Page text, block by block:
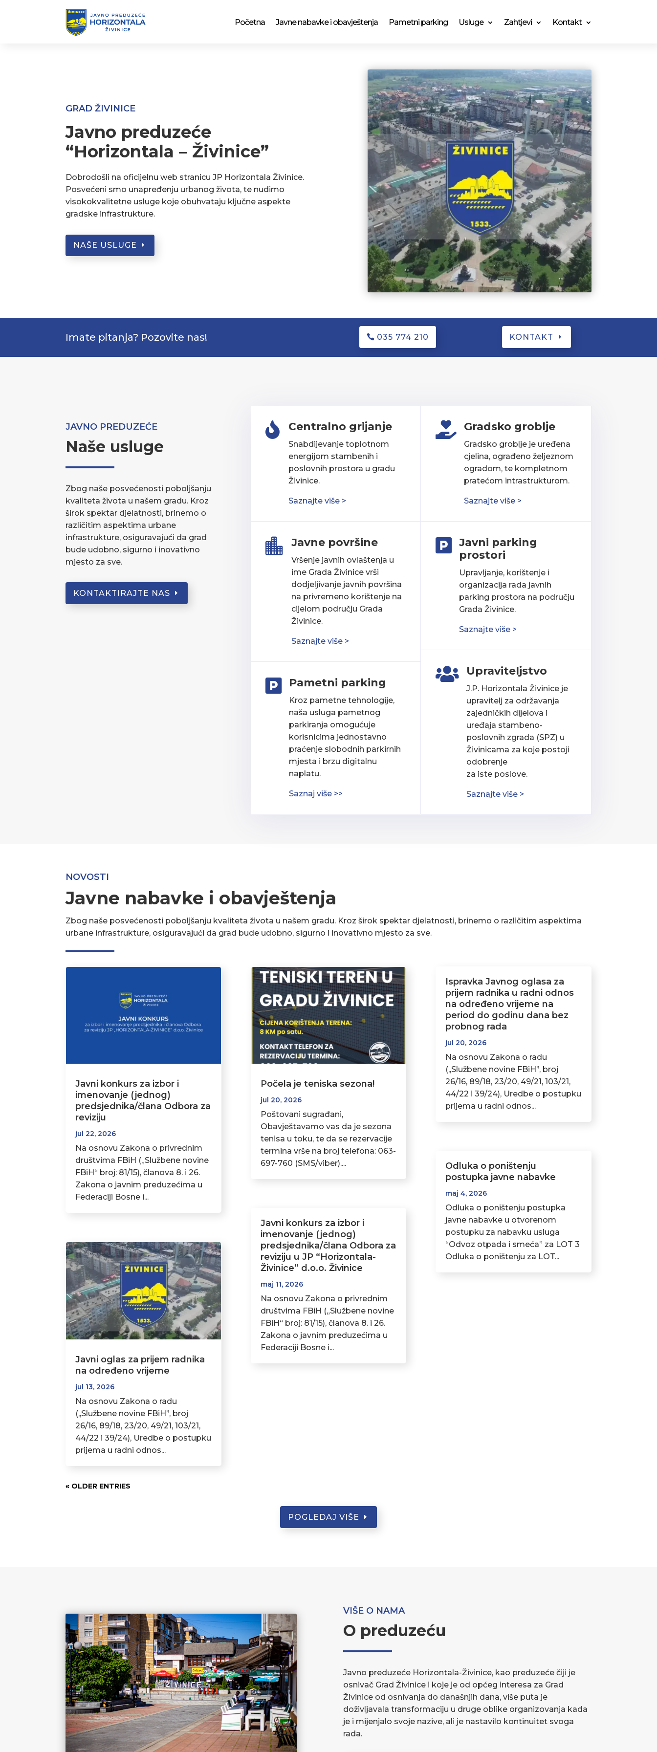
Početna Javne nabavke i obavještenja Pametni parking Usluge Zahtjevi Kontakt
GRAD ŽIVINICE
Javno preduzeće
“Horizontala – Živinice”
Dobrodošli na oficijelnu web stranicu JP Horizontala Živinice.
Posvećeni smo unapređenju urbanog života, te nudimo
visokokvalitetne usluge koje obuhvataju ključne aspekte
gradske infrastrukture.
NAŠE USLUGE
Imate pitanja? Pozovite nas! 035 774 210 KONTAKT
JAVNO PREDUZEĆE
Naše usluge
Zbog naše posvećenosti poboljšanju
kvaliteta života u našem gradu. Kroz
širok spektar djelatnosti, brinemo o
različitim aspektima urbane
infrastrukture, osiguravajući da grad
bude udobno, sigurno i inovativno
mjesto za sve.
KONTAKTIRAJTE NAS
 Centralno grijanje
Snabdijevanje toplotnom
energijom stambenih i
poslovnih prostora u gradu
Živinice.
Saznajte više >
 Javne površine
Vršenje javnih ovlaštenja u
ime Grada Živinice vrši
dodjeljivanje javnih površina
na privremeno korištenje na
cijelom području Grada
Živinice.
Saznajte više >
 Pametni parking
Kroz pametne tehnologije,
naša usluga pametnog
parkiranja omogućuje
korisnicima jednostavno
praćenje slobodnih parkirnih
mjesta i brzu digitalnu
naplatu.
Saznaj više >>
 Gradsko groblje
Gradsko groblje je uređena
cjelina, ograđeno željeznom
ogradom, te kompletnom
pratećom intrastrukturom.
Saznajte više >

Javni parking
prostori
Upravljanje, korištenje i
organizacija rada javnih
parking prostora na području
Grada Živinice.
Saznajte više >
 Upraviteljstvo
J.P. Horizontala Živinice je
upravitelj za održavanja
zajedničkih dijelova i
uređaja stambeno-
poslovnih zgrada (SPZ) u
Živinicama za koje postoji
odobrenje
za iste poslove.
Saznajte više >
NOVOSTI
Javne nabavke i obavještenja
Zbog naše posvećenosti poboljšanju kvaliteta života u našem gradu. Kroz širok spektar djelatnosti, brinemo o različitim aspektima
urbane infrastrukture, osiguravajući da grad bude udobno, sigurno i inovativno mjesto za sve.
Javni konkurs za izbor i
imenovanje (jednog)
predsjednika/člana Odbora za
reviziju
jul 22, 2026
Na osnovu Zakona o privrednim
društvima FBiH („Službene novine
FBiH“ broj: 81/15), članova 8. i 26.
Zakona o javnim preduzećima u
Federaciji Bosne i...
Javni oglas za prijem radnika
na određeno vrijeme
jul 13, 2026
Na osnovu Zakona o radu
(,,Službene novine FBiH’’, broj
26/16, 89/18, 23/20, 49/21, 103/21,
44/22 i 39/24), Uredbe o postupku
prijema u radni odnos...
Počela je teniska sezona!
jul 20, 2026
Poštovani sugrađani,
Obavještavamo vas da je sezona
tenisa u toku, te da se rezervacije
termina vrše na broj telefona: 063-
697-760 (SMS/viber)....
Javni konkurs za izbor i
imenovanje (jednog)
predsjednika/člana Odbora za
reviziju u JP “Horizontala-
Živinice” d.o.o. Živinice
maj 11, 2026
Na osnovu Zakona o privrednim
društvima FBiH („Službene novine
FBiH“ broj: 81/15), članova 8. i 26.
Zakona o javnim preduzećima u
Federaciji Bosne i...
Ispravka Javnog oglasa za
prijem radnika u radni odnos
na određeno vrijeme na
period do godinu dana bez
probnog rada
jul 20, 2026
Na osnovu Zakona o radu
(,,Službene novine FBiH’’, broj
26/16, 89/18, 23/20, 49/21, 103/21,
44/22 i 39/24), Uredbe o postupku
prijema u radni odnos...
Odluka o poništenju
postupka javne nabavke
maj 4, 2026
Odluka o poništenju postupka
javne nabavke u otvorenom
postupku za nabavku usluga
“Odvoz otpada i smeća” za LOT 3
Odluka o poništenju za LOT...
« OLDER ENTRIES
POGLEDAJ VIŠE
VIŠE O NAMA
O preduzeću
Javno preduzeće Horizontala-Živinice, kao preduzeće čiji je
osnivač Grad Živinice i koje je od općeg interesa za Grad
Živinice od osnivanja do današnjih dana, više puta je
doživljavala transformaciju u druge oblike organizovanja kada
je i mijenjalo svoje nazive, ali je nastavilo kontinuitet svoga
rada.